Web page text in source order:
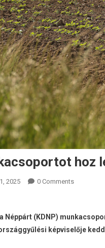
hoz
2025 0 Comments
Néppárt (KDNP)
képviselője